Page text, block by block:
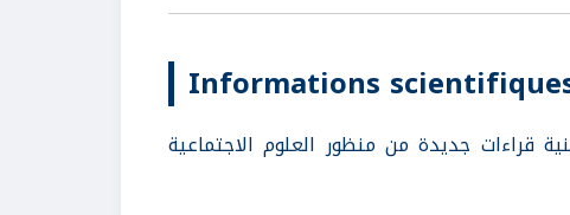
Informations
قراءات جديدة من منظور العلوم الاجتماعية